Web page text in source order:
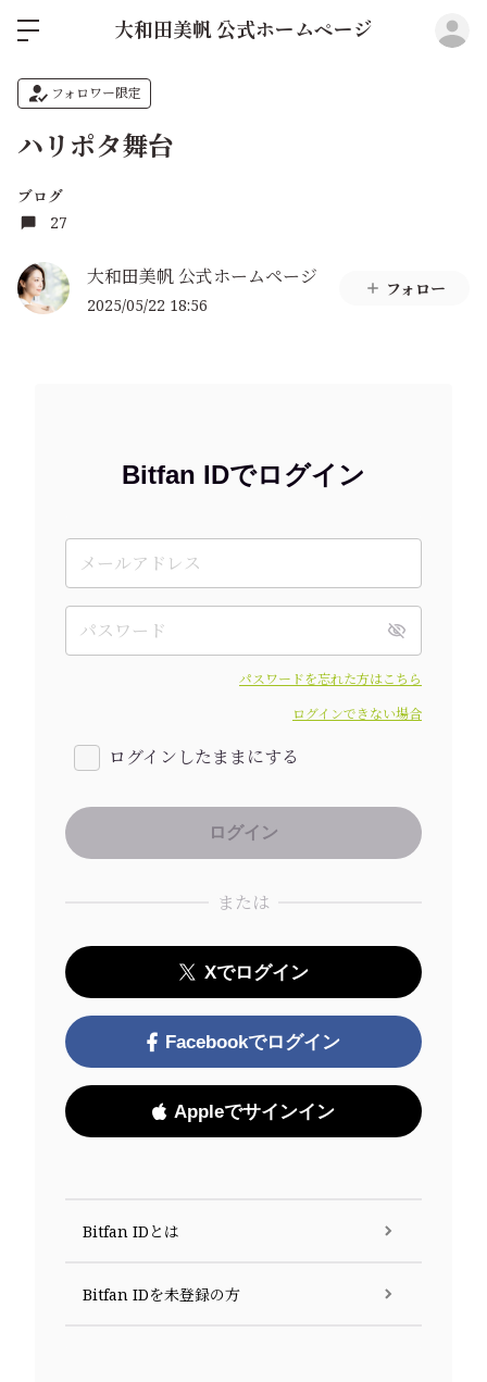
大和田美帆 公式ホームページ
フォロワー限定
ハリポタ舞台
ブログ
27
大和田美帆 公式ホームページ
2025/05/22 18:56
フォロー
Bitfan IDでログイン
パスワードを忘れた方はこちら
ログインできない場合
ログインしたままにする
または
Xでログイン
Facebookでログイン
Appleでサインイン
Bitfan IDとは
Bitfan IDを未登録の方